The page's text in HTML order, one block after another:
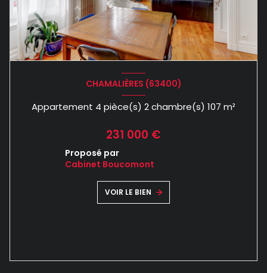
CHAMALIÈRES (63400)
Appartement 4 pièce(s) 2 chambre(s) 107 m²
231 000 €
Proposé par
Cabinet Boucomont
VOIR LE BIEN